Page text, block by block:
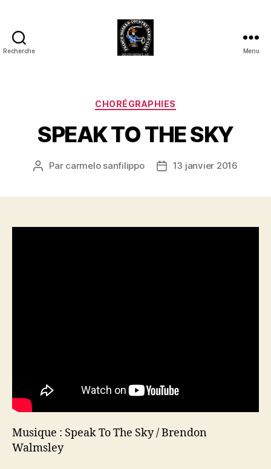
Recherche
de
Billy-
Berclau
(62)
Menu
Catégories
CHORÉGRAPHIES
SPEAK TO THE SKY
Auteur
Par carmelo sanfilippo
Date13 janvier 2016
Musique : Speak To The Sky / Brendon
Walmsley